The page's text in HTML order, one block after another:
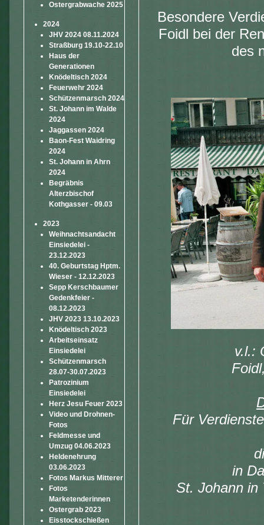
Ostergrabwache 2025
2024
JHV 2024 08.11.2024
Straßburg 19.10-22.10
Haus der
Generationen
Knödeltisch 2024
Feuerwehr 2024
Schützenmarsch 2024
St. Johann im Walde
2024
Jaggassen 2024
Baon-Fest Waidring
2024
St. Johann in Ahrn
2024
Begräbnis
Alterzbischof
Kothgasser - 09.03
2023
Weihnachtsandacht
Einsiedelei -
23.12.2023
40. Geburtstag Hptm.
Wieser - 12.12.2023
Sepp Kerschbaumer
Gedenkfeier -
08.12.2023
JHV 2023 13.10.2023
Knödeltisch 2023
Arbeitseinsatz
Einsiedelei
Schützenmarsch
28.07-30.07.2023
Patrozinium
Einsiedelei
Herz Jesu Feuer 2023
Video und Drohnen-
Fotos
Feldmesse und
Umzug 04.06.2023
Heldenehrung
03.06.2023
Fotos Markus Mitterer
Fotos
Marketenderinnen
Ostergrab 2023
Eisstockschießen
Besondere
Foidl bei der
des
v.l.:
Für
in
St. Johann in